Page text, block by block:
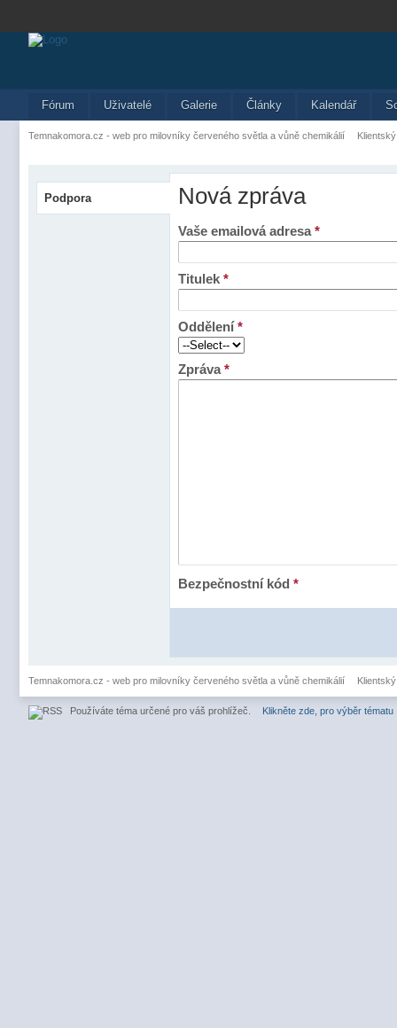
Fórum Uživatelé Galerie Články Kalendář
Temnakomora.cz - web pro milovníky červeného světla a vůně chemikálií
Podpora Nová zpráva
Vaše emailová adresa*
Titulek *
Oddělení*
Zpráva*
Bezpečnostní kód *
Temnakomora.cz - web pro milovníky červeného světla a vůně chemikálií
Používáte téma určené pro váš prohlížeč. Klikněte zde, pro výběr tématu